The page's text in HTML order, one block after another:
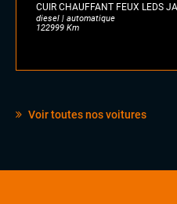
CUIR CHAUFFANT FEUX LEDS
diesel | automatique
122999 Km
Voir toutes nos voitures